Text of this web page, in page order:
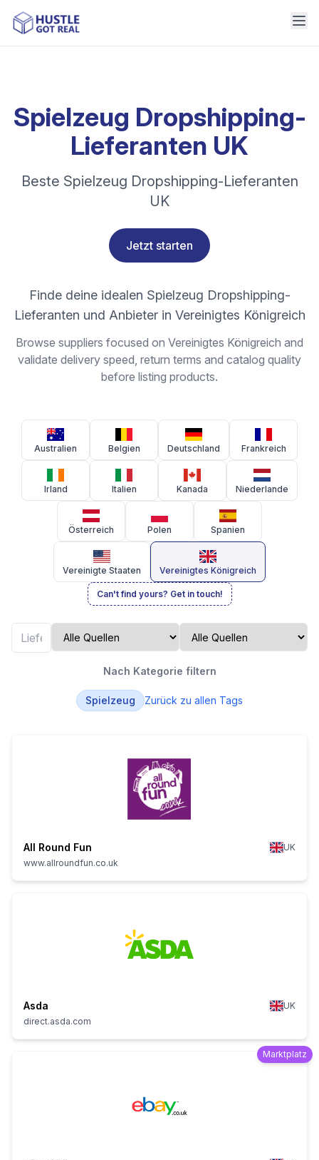
Spielzeug Dropshipping-
Lieferanten UK
Beste Spielzeug Dropshipping-Lieferanten
UK
Jetzt starten
Finde deine idealen Spielzeug Dropshipping-
Lieferanten und Anbieter in Vereinigtes Königreich
Browse suppliers focused on Vereinigtes Königreich and
validate delivery speed, return terms and catalog quality
before listing products.
Australien Belgien Deutschland Frankreich
Irland Italien Kanada Niederlande
Österreich Polen Spanien
Vereinigte Staaten Vereinigtes Königreich
Can't find yours? Get in touch!
Nach Kategorie filtern
Spielzeug Zurück zu allen Tags
All Round Fun
UK
www.allroundfun.co.uk
Asda
UK
direct.asda.com
Marktplatz